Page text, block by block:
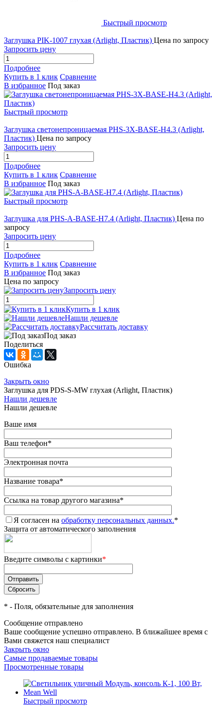
Быстрый просмотр
Заглушка PIK-1007 глухая (Arlight, Пластик) Цена по запросу
Запросить цену
Подробнее
Купить в 1 клик Сравнение
В избранное Под заказ
Быстрый просмотр
Заглушка светонепроницаемая PHS-3X-BASE-H4.3 (Arlight,
Пластик) Цена по запросу
Запросить цену
Подробнее
Купить в 1 клик Сравнение
В избранное Под заказ
Быстрый просмотр
Заглушка для PHS-A-BASE-H7.4 (Arlight, Пластик) Цена по
запросу
Запросить цену
Подробнее
Купить в 1 клик Сравнение
В избранное Под заказ
Цена по запросу
Запросить цену
Купить в 1 клик
Нашли дешевле
Рассчитать доставку
Под заказ
Поделиться
Ошибка
Закрыть окно
Заглушка для PDS-S-MW глухая (Arlight, Пластик)
Нашли дешевле
Нашли дешевле
Ваше имя
Ваш телефон*
Электронная почта
Название товара*
Ссылка на товар другого магазина*
Я согласен на обработку персональных данных.*
Защита от автоматического заполнения
Введите символы с картинки*
* - Поля, обязательные для заполнения
Сообщение отправлено
Ваше сообщение успешно отправлено. В ближайшее время с
Вами свяжется наш специалист
Закрыть окно
Самые продаваемые товары
Просмотренные товары
Быстрый просмотр